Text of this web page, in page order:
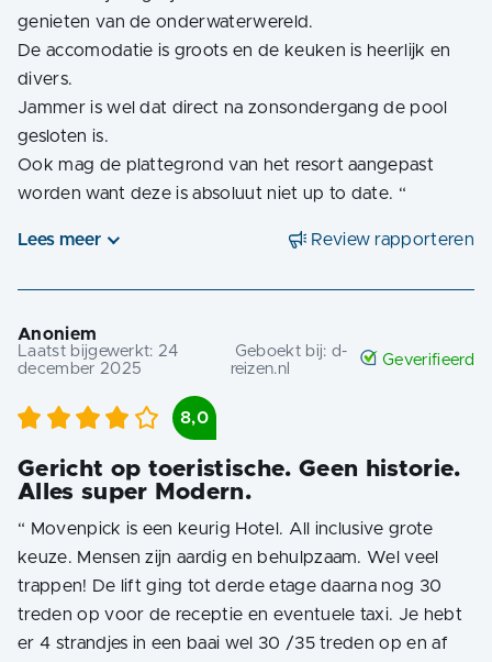
genieten van de onderwaterwereld.
De accomodatie is groots en de keuken is heerlijk en
divers.
Jammer is wel dat direct na zonsondergang de pool
gesloten is.
Ook mag de plattegrond van het resort aangepast
worden want deze is absoluut niet up to date. “
Lees meer Review rapporteren
Anoniem
Laatst bijgewerkt: 24
december 2025
Geboekt bij: d-
reizen.nl
Geverifieerd
8,0
Gericht op toeristische. Geen historie.
Alles super Modern.
“ Movenpick is een keurig Hotel. All inclusive grote
keuze. Mensen zijn aardig en behulpzaam. Wel veel
trappen! De lift ging tot derde etage daarna nog 30
treden op voor de receptie en eventuele taxi. Je hebt
er 4 strandjes in een baai wel 30 /35 treden op en af